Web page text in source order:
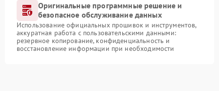
Оригинальные программные решение и
безопасное обслуживание данных
Использование официальных прошивок и инструментов,
аккуратная работа с пользовательскими данными:
резервное копирование, конфиденциальность и
восстановление информации при необходимости